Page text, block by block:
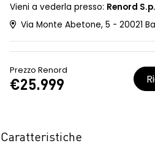
Vieni a vederla presso: Renord
Via Monte Abetone, 5 - 20021
Prezzo Renord
€25.999
Caratteristiche